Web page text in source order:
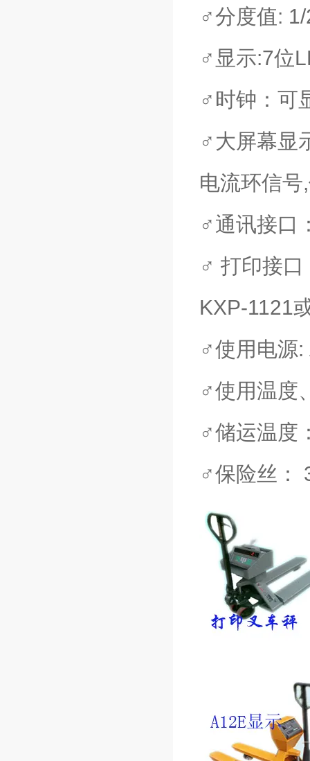
♂分度值:
♂显示:7位
♂时钟：可
♂大屏幕显
电流环信
♂通讯接口
♂ 打印接口
KXP-1121
♂使用电源
♂使用温度
♂储运温度
♂保险丝：